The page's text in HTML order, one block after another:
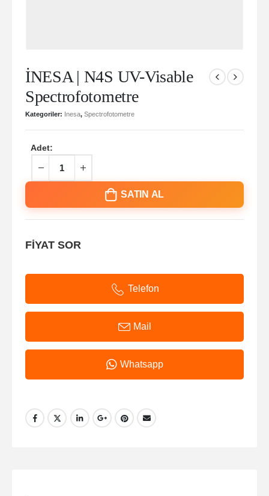
İNESA | N4S UV-Visable
Spectrofotometre
Kategoriler: Inesa, Spectrofotometre
Adet:
SATIN AL
FİYAT SOR
Telefon
Mail
Whatsapp